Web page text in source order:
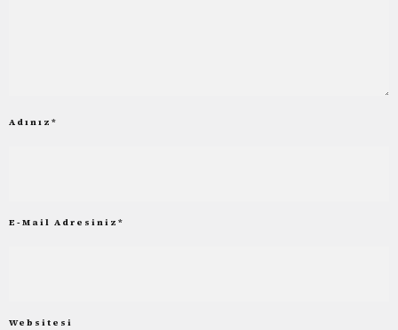
Adınız *
E-Mail Adresiniz *
Websitesi